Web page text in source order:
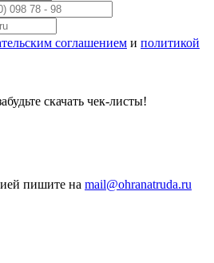
соглашением и политикой
скачать чек-листы!
пишите на mail@ohranatruda.ru